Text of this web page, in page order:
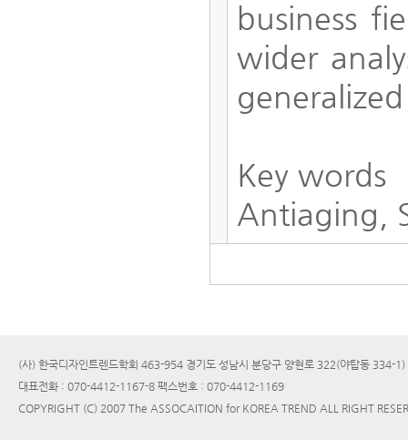
business
wider
Key words
Antiaging,
(사) 한국디자인트렌드학회 463-954 경기도 성남시 분당구 양현로 322(야탑동 334-
대표전화 : 070-4412-1167-8 팩스번호 : 070-4412-1169
COPYRIGHT (C) 2007 The ASSOCAITION for KOREA TREND ALL RIGHT